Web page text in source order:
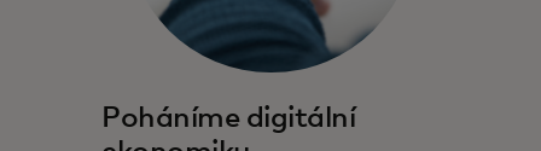
Poháníme digitální